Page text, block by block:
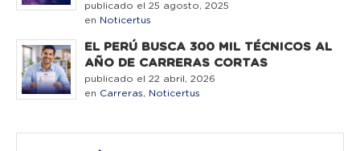
publicado el 25 agosto, 2025
en Noticertus
EL PERÚ BUSCA 300 MIL TÉCNICOS AL
AÑO DE CARRERAS CORTAS
publicado el 22 abril, 2026
en Carreras, Noticertus